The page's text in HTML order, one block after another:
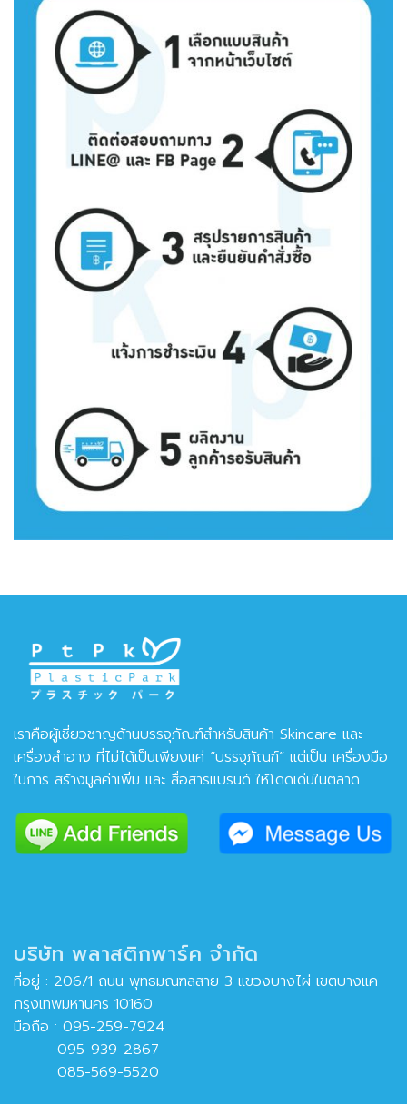
เราคือผู้เชี่ยวชาญด้านบรรจุภัณฑ์สำหรับสินค้า Skincare และ
เครื่องสำอาง ที่ไม่ได้เป็นเพียงแค่ “บรรจุภัณฑ์” แต่เป็น เครื่องมือ
ในการ สร้างมูลค่าเพิ่ม และ สื่อสารแบรนด์ ให้โดดเด่นในตลาด
บริษัท พลาสติกพาร์ค จำกัด
ที่อยู่ : 206/1 ถนน พุทธมณฑลสาย 3 แขวงบางไผ่ เขตบางแค
กรุงเทพมหานคร 10160
มือถือ : 095-259-7924
095-939-2867
085-569-5520